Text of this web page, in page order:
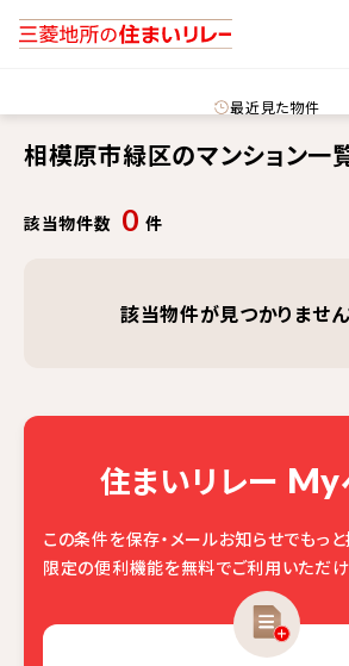
最近見た物件
相模原市緑区のマンション一
該当物件数 0 件
該当物件が見つかりません
住まいリレー My
この条件を保存・メールお知らせでもっと
限定の便利機能を無料でご利用いただけ